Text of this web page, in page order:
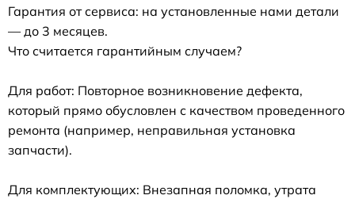
Гарантия от сервиса: на установленные нами детали
— до 3 месяцев.
Что считается гарантийным случаем?
Для работ: Повторное возникновение дефекта,
который прямо обусловлен с качеством проведенного
ремонта (например, неправильная установка
запчасти).
Для комплектующих: Внезапная поломка, утрата